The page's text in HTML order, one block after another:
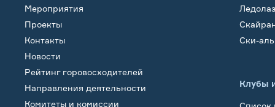
Мероприятия
Проекты
Контакты
Новости
Рейтинг горовосходителей
Направления деятельности
Комитеты и комиссии
Ски-
Клубы